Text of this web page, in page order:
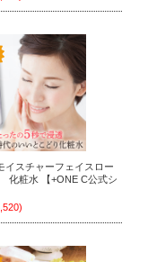
イスチャーフェイスロー
粧水 【+ONE C公式シ